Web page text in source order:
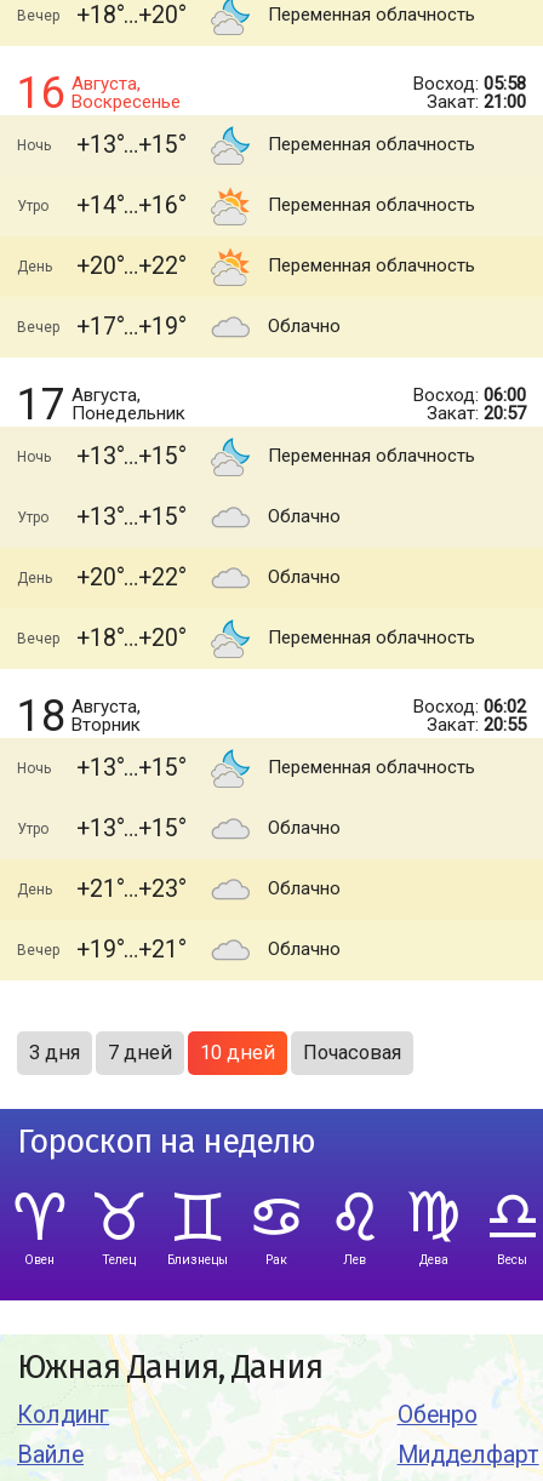
Вечер +18 +20 Переменная облачность
16 Августа,
Воскресенье
Восход: 05:58
Закат: 21:00
Ночь +13 +15 Переменная облачность
Утро +14 +16 Переменная облачность
День +20 +22 Переменная облачность
Вечер +17 +19 Облачно
17 Августа,
Понедельник
Восход: 06:00
Закат: 20:57
Ночь +13 +15 Переменная облачность
Утро +13 +15 Облачно
День +20 +22 Облачно
Вечер +18 +20 Переменная облачность
18 Августа,
Вторник
Восход: 06:02
Закат: 20:55
Ночь +13 +15 Переменная облачность
Утро +13 +15 Облачно
День +21 +23 Облачно
Вечер +19 +21 Облачно
3 дня 7 дней 10 дней Почасовая
Гороскоп на неделю
Овен Телец Близнецы Рак Лев Дева Весы
Южная Дания, Дания
Колдинг
Вайле
Обенро
Мидделфарт